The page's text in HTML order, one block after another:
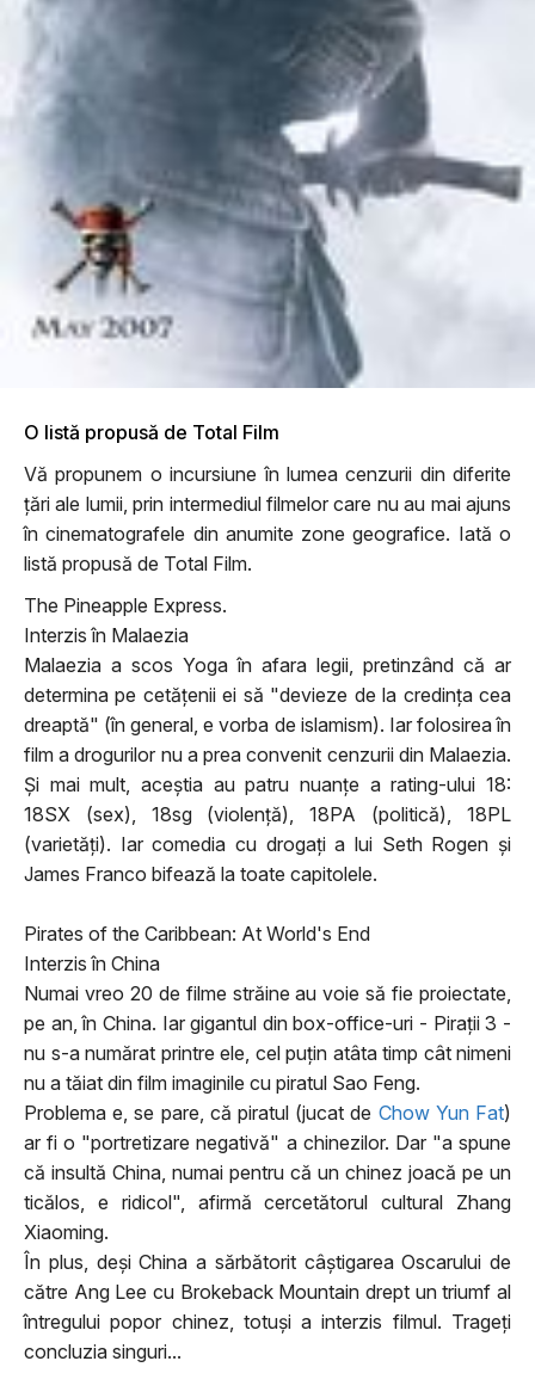
O listă propusă de Total Film
Vă propunem o incursiune în lumea cenzurii din diferite
țări ale lumii, prin intermediul filmelor care nu au mai ajuns
în cinematografele din anumite zone geografice. Iată o
listă propusă de Total Film.
The Pineapple Express.
Interzis în Malaezia
Malaezia a scos Yoga în afara legii, pretinzând că ar
determina pe cetăţenii ei să "devieze de la credinţa cea
dreaptă" (în general, e vorba de islamism). Iar folosirea în
film a drogurilor nu a prea convenit cenzurii din Malaezia.
Şi mai mult, aceştia au patru nuanţe a rating-ului 18:
18SX (sex), 18sg (violenţă), 18PA (politică), 18PL
(varietăţi). Iar comedia cu drogaţi a lui Seth Rogen şi
James Franco bifează la toate capitolele.
Pirates of the Caribbean: At World's End
Interzis în China
Numai vreo 20 de filme străine au voie să fie proiectate,
pe an, în China. Iar gigantul din box-office-uri - Piraţii 3 -
nu s-a numărat printre ele, cel puţin atâta timp cât nimeni
nu a tăiat din film imaginile cu piratul Sao Feng.
Problema e, se pare, că piratul (jucat de Chow Yun Fat)
ar fi o "portretizare negativă" a chinezilor. Dar "a spune
că insultă China, numai pentru că un chinez joacă pe un
ticălos, e ridicol", afirmă cercetătorul cultural Zhang
Xiaoming.
În plus, deşi China a sărbătorit câştigarea Oscarului de
către Ang Lee cu Brokeback Mountain drept un triumf al
întregului popor chinez, totuşi a interzis filmul. Trageţi
concluzia singuri...